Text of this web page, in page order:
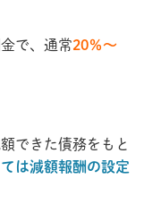
で、通常20％～
できた債務をもと
は減額報酬の設定